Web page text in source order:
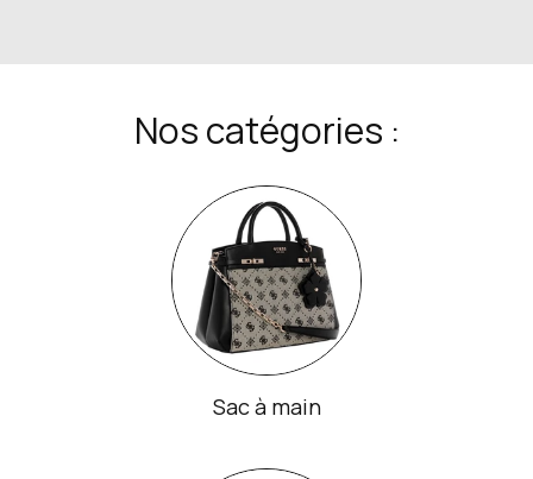
Nos catégories :
Sac à main